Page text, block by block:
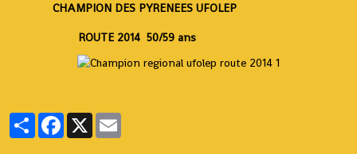
CHAMPION DES PYRENEES UFOLEP
ROUTE 2014 50/59 ans
PartagerFacebook
X